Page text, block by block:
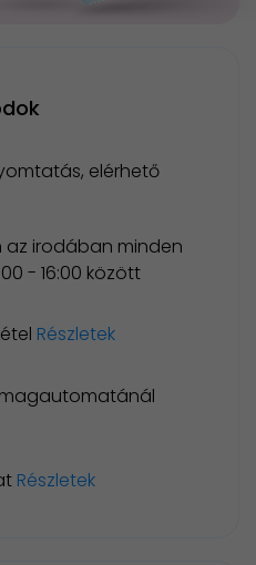
elérhető
az irodában minden
- 16:00 között
Részletek
Részletek